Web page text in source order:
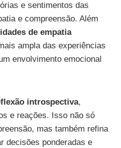
e sentimentos das
e compreensão. Além
de empatia
ampla das experiências
envolvimento emocional
introspectiva,
e reações. Isso não só
mas também refina
decisões ponderadas e